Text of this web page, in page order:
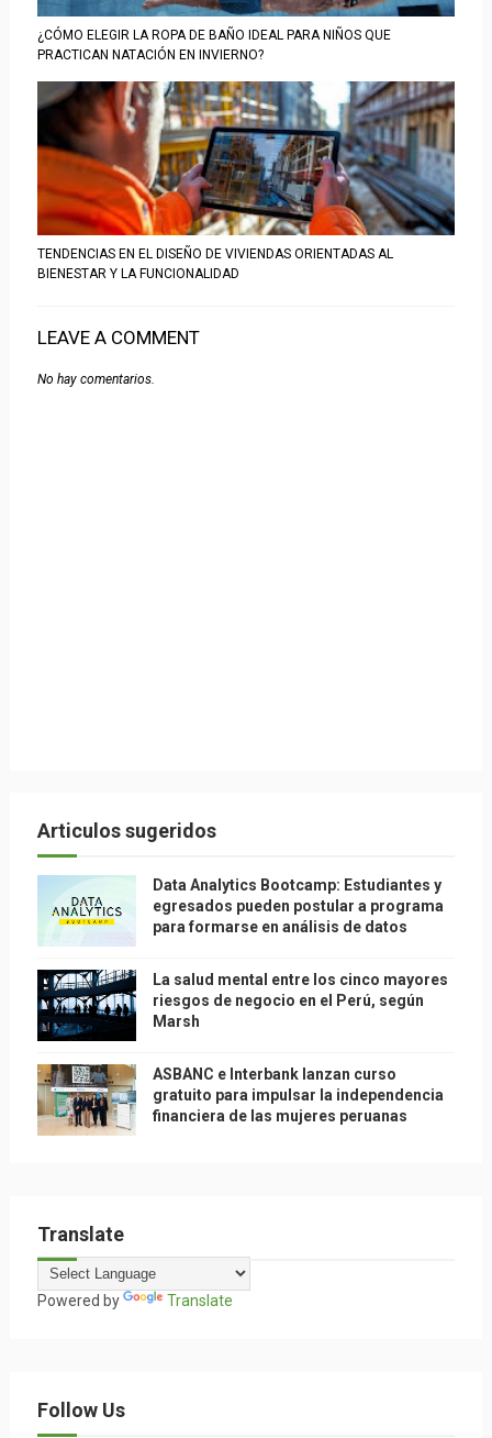
¿CÓMO ELEGIR LA ROPA DE BAÑO IDEAL PARA NIÑOS QUE
PRACTICAN NATACIÓN EN INVIERNO?
TENDENCIAS EN EL DISEÑO DE VIVIENDAS ORIENTADAS AL
BIENESTAR Y LA FUNCIONALIDAD
LEAVE A COMMENT
No hay comentarios.
Articulos sugeridos
Data Analytics Bootcamp: Estudiantes y
egresados pueden postular a programa
para formarse en análisis de datos
La salud mental entre los cinco mayores
riesgos de negocio en el Perú, según
Marsh
ASBANC e Interbank lanzan curso
gratuito para impulsar la independencia
financiera de las mujeres peruanas
Translate
Powered by Translate
Follow Us